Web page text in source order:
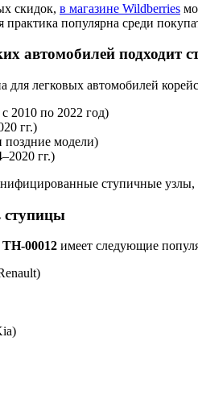
скидок, в магазине Wildberries
практика популярна среди
автомобилей подходит
для легковых автомобилей
2010 по 2022 год)
гг.)
поздние модели)
гг.)
ступичные
ступицы
TH-00012 имеет следующие